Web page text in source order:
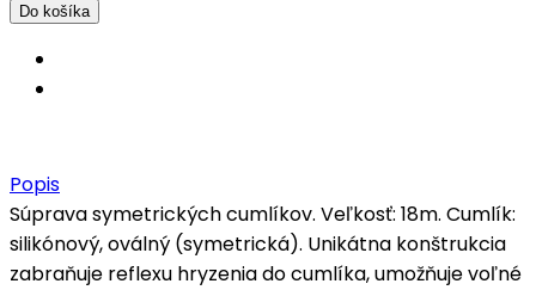
Popis
Súprava symetrických cumlíkov. Veľkosť: 18m. Cumlík:
silikónový, oválný (symetrická). Unikátna konštrukcia
zabraňuje reflexu hryzenia do cumlíka, umožňuje voľné